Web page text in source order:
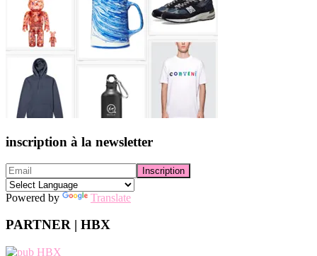
inscription à la newsletter
Powered by Translate
PARTNER | HBX